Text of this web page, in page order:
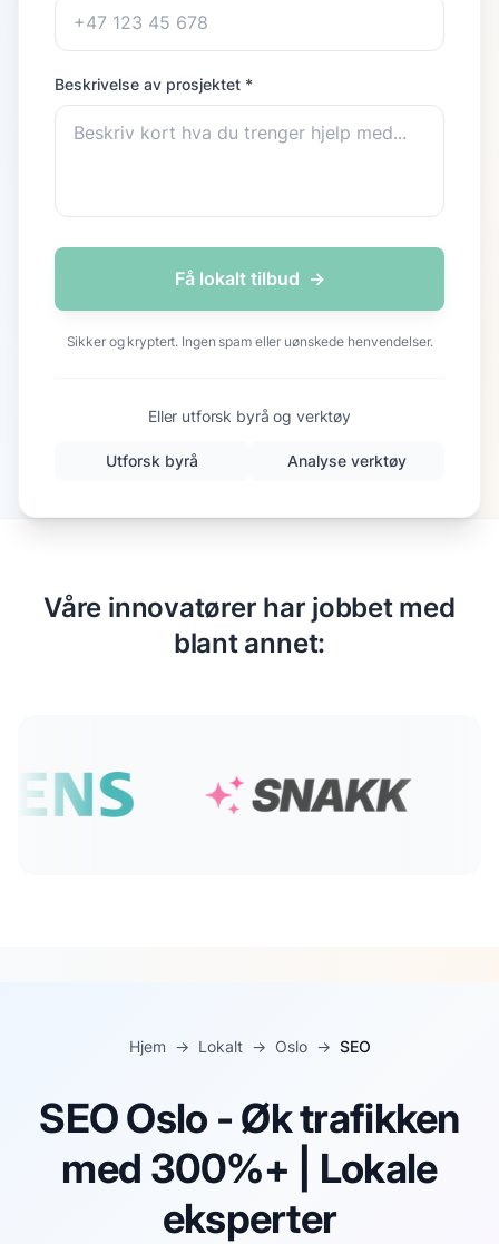
Beskrivelse av prosjektet *
Få lokalt tilbud →
Sikker og kryptert. Ingen spam eller uønskede henvendelser.
Eller utforsk byrå og verktøy
Utforsk byrå Analyse verktøy
Våre innovatører har jobbet med
blant annet:
Hjem → Lokalt → Oslo → SEO
SEO Oslo - Øk trafikken
med 300%+ | Lokale
eksperter